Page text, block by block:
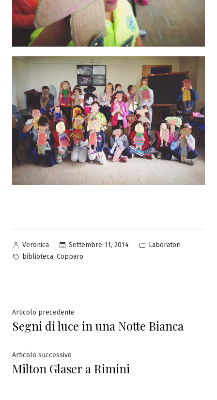
Pubblicato
da
Veronica Settembre 11, 2014
Pubblicato
Laboratori
Tag:
biblioteca, Copparo
Navigazione
articoli
Articolo precedente
precedente:
Segni di luce in una Notte Bianca
Articolo successivo
successivo:
Milton Glaser a Rimini